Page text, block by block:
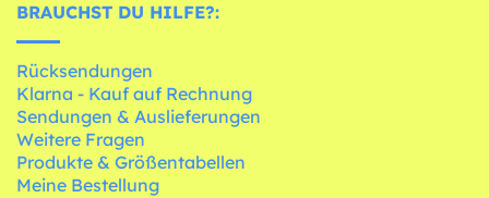
BRAUCHST DU HILFE?:
Rücksendungen
Klarna - Kauf auf Rechnung
Sendungen & Auslieferungen
Weitere Fragen
Produkte & Größentabellen
Meine Bestellung